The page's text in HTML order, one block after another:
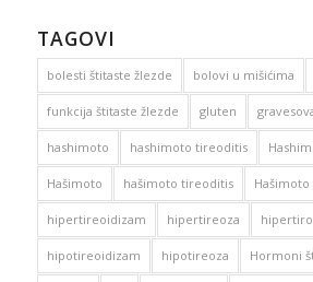
TAGOVI
bolesti štitaste žlezde bolovi u mišićima
funkcija štitaste žlezde gluten
hashimoto hashimoto tireoditis
Hašimoto hašimoto tireoditis
hipertireoidizam hipertireoza
hipotireoidizam hipotireoza Hormoni